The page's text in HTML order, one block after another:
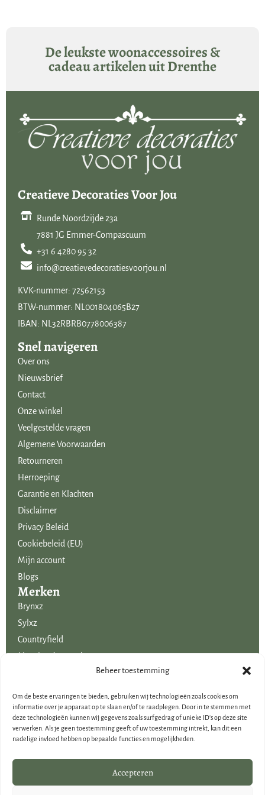
Beheer toestemming
Om de beste ervaringen te bieden, gebruiken wij technologieën zoals cookies om
informatie over je apparaat op te slaan en/of te raadplegen. Door in te stemmen met
deze technologieën kunnen wij gegevens zoals surfgedrag of unieke ID's op deze site
verwerken. Als je geen toestemming geeft of uw toestemming intrekt, kan dit een
nadelige invloed hebben op bepaalde functies en mogelijkheden.
Accepteren
De leukste woonaccessoires &
cadeau artikelen uit Drenthe
Creatieve Decoraties Voor Jou
Runde Noordzijde 23a
7881 JG Emmer-Compascuum
+31 6 4280 95 32
info@creatievedecoratiesvoorjou.nl
KVK-nummer: 72562153
BTW-nummer: NL001804065B27
IBAN: NL32RBRB0778006387
Snel navigeren
Over ons
Nieuwsbrief
Contact
Onze winkel
Veelgestelde vragen
Algemene Voorwaarden
Retourneren
Herroeping
Garantie en Klachten
Disclaimer
Privacy Beleid
Cookiebeleid (EU)
Mijn account
Blogs
Merken
Brynxz
Sylxz
Countryfield
Mansion Atmosphere
Uitgelicht voor jou!
Voordelige boeketten kunstbloemen
Woondecoraties
Cadeau-artikelen
Brynxz Outlet